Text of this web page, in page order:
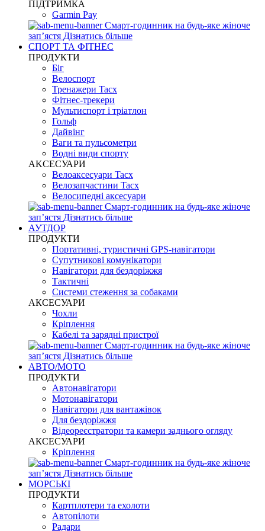
ПІДТРИМКА
Garmin Pay
Смарт-годинник на будь-яке жіноче
запʼястя Дізнатись більше
СПОРТ ТА ФІТНЕС
ПРОДУКТИ
Біг
Велоспорт
Тренажери Tacx
Фітнес-трекери
Мультиспорт і тріатлон
Гольф
Дайвінг
Ваги та пульсометри
Водні види спорту
AKCЕСУАРИ
Велоаксесуари Tacx
Велозапчастини Tacx
Велосипедні аксесуари
Смарт-годинник на будь-яке жіноче
запʼястя Дізнатись більше
АУТДОР
ПРОДУКТИ
Портативні, туристичні GPS-навігатори
Супутникові комунікатори
Навігатори для бездоріжжя
Тактичні
Системи стеження за собаками
АКСЕСУАРИ
Чохли
Кріплення
Кабелі та зарядні пристрої
Смарт-годинник на будь-яке жіноче
запʼястя Дізнатись більше
АВТО/МОТО
ПРОДУКТИ
Автонавігатори
Мотонавігатори
Навігатори для вантажівок
Для бездоріжжя
Відеореєстратори та камери заднього огляду
АКСЕСУАРИ
Кріплення
Смарт-годинник на будь-яке жіноче
запʼястя Дізнатись більше
МОРСЬКІ
ПРОДУКТИ
Картплотери та ехолоти
Автопілоти
Радари